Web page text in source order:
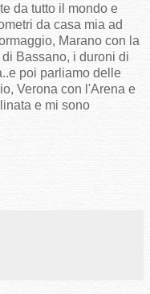
da tutto il mondo e
da casa mia ad
Marano con la
Bassano, i duroni di
poi parliamo delle
Verona con l'Arena e
e mi sono